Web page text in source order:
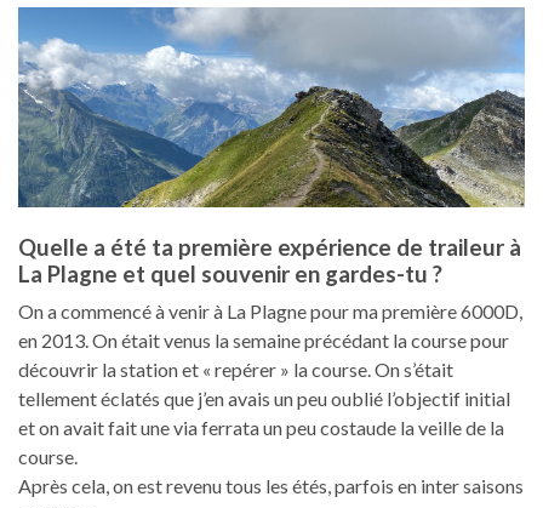
Quelle a été ta première expérience de traileur à
La Plagne et quel souvenir en gardes-tu ?
On a commencé à venir à La Plagne pour ma première 6000D,
en 2013. On était venus la semaine précédant la course pour
découvrir la station et « repérer » la course. On s’était
tellement éclatés que j’en avais un peu oublié l’objectif initial
et on avait fait une via ferrata un peu costaude la veille de la
course.
Après cela, on est revenu tous les étés, parfois en inter saisons